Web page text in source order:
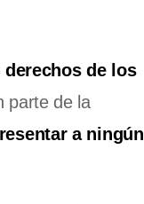
de los
parte de la
a ningún